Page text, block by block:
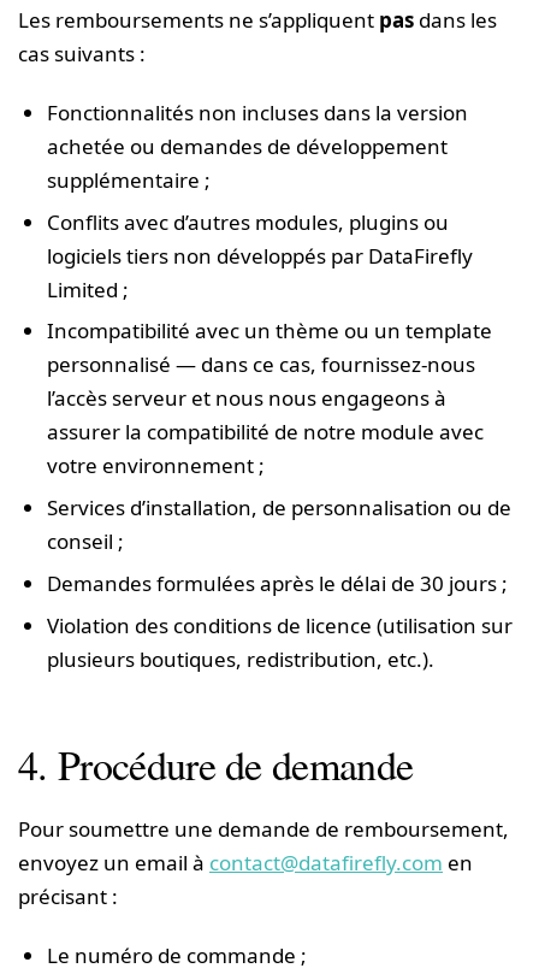
Les remboursements ne s’appliquent pas dans les
cas suivants :
Fonctionnalités non incluses dans la version
achetée ou demandes de développement
supplémentaire ;
Conflits avec d’autres modules, plugins ou
logiciels tiers non développés par DataFirefly
Limited ;
Incompatibilité avec un thème ou un template
personnalisé — dans ce cas, fournissez-nous
l’accès serveur et nous nous engageons à
assurer la compatibilité de notre module avec
votre environnement ;
Services d’installation, de personnalisation ou de
conseil ;
Demandes formulées après le délai de 30 jours ;
Violation des conditions de licence (utilisation sur
plusieurs boutiques, redistribution, etc.).
4. Procédure de demande
Pour soumettre une demande de remboursement,
envoyez un email à contact@datafirefly.com en
précisant :
Le numéro de commande ;